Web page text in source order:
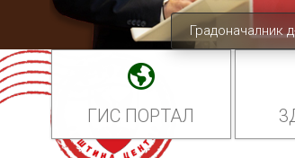
Градоначалник
ГИС ПОРТАЛ